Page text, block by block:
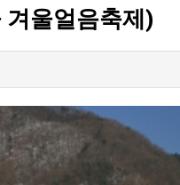
울얼음축제)